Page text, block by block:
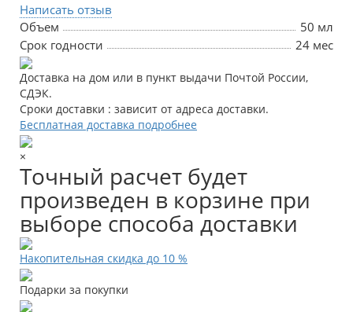
Написать отзыв
Объем
50 мл
Срок годности
24 мес
Доставка на дом или в пункт выдачи Почтой России,
СДЭК.
Сроки доставки : зависит от адреса доставки.
Бесплатная доставка подробнее
×
Точный расчет будет
произведен в корзине при
выборе способа доставки
Накопительная скидка до 10 %
Подарки за покупки